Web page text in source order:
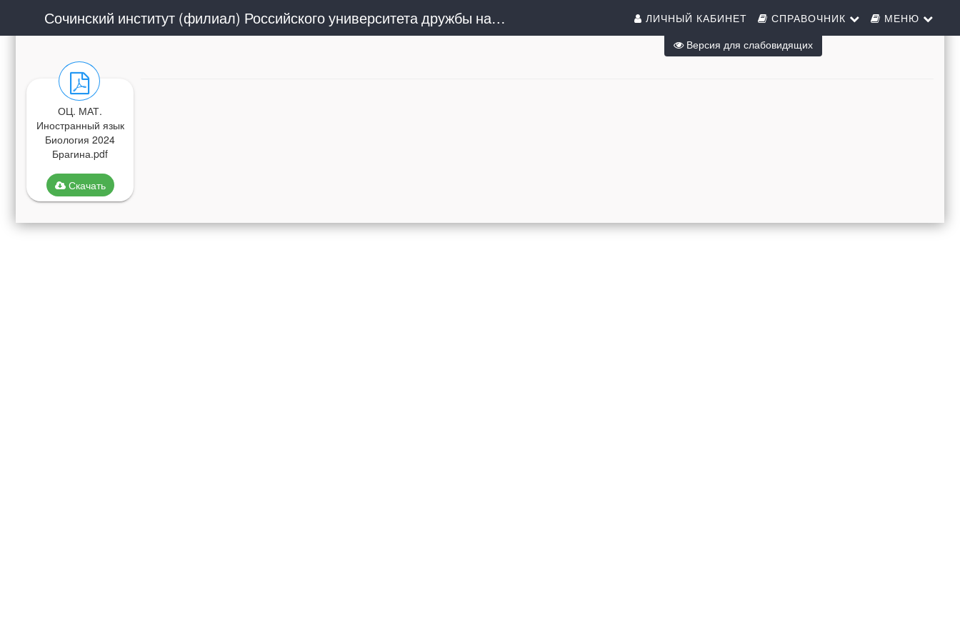
Сочинский институт (филиал) Российского университета дружбы народов им. Патриса Лумумбы ЛИЧНЫЙ КАБИНЕТ СПРАВОЧНИК МЕНЮ
ОЦ. МАТ.
Иностранный язык
Биология 2024
Брагина.pdf
Скачать
Версия для слабовидящих